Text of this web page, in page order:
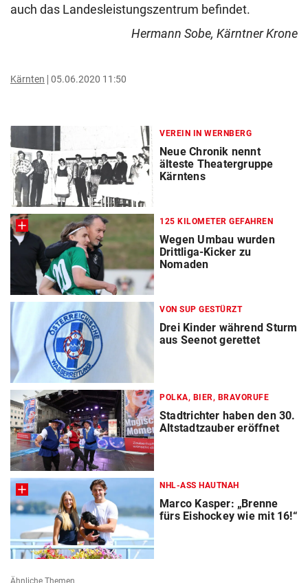
auch das Landesleistungszentrum befindet.
Hermann Sobe, Kärntner Krone
Kärnten 05.06.2020 11:50
VEREIN IN WERNBERG
Neue Chronik nennt
älteste Theatergruppe
Kärntens
125 KILOMETER GEFAHREN
Wegen Umbau wurden
Drittliga-Kicker zu
Nomaden
VON SUP GESTÜRZT
Drei Kinder während Sturm
aus Seenot gerettet
POLKA, BIER, BRAVORUFE
Stadtrichter haben den 30.
Altstadtzauber eröffnet
NHL-ASS HAUTNAH
Marco Kasper: „Brenne
fürs Eishockey wie mit 16!“